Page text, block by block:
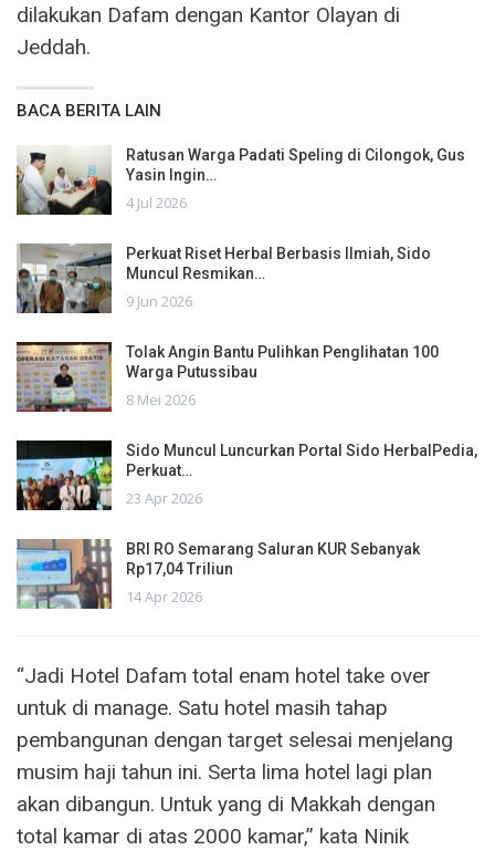
dilakukan Dafam dengan Kantor Olayan di
Jeddah.
BACA BERITA LAIN
Ratusan Warga Padati Speling di Cilongok, Gus
Yasin Ingin…
4 Jul 2026
Perkuat Riset Herbal Berbasis Ilmiah, Sido
Muncul Resmikan…
9 Jun 2026
Tolak Angin Bantu Pulihkan Penglihatan 100
Warga Putussibau
8 Mei 2026
Sido Muncul Luncurkan Portal Sido HerbalPedia,
Perkuat…
23 Apr 2026
BRI RO Semarang Saluran KUR Sebanyak
Rp17,04 Triliun
14 Apr 2026
“Jadi Hotel Dafam total enam hotel take over
untuk di manage. Satu hotel masih tahap
pembangunan dengan target selesai menjelang
musim haji tahun ini. Serta lima hotel lagi plan
akan dibangun. Untuk yang di Makkah dengan
total kamar di atas 2000 kamar,” kata Ninik